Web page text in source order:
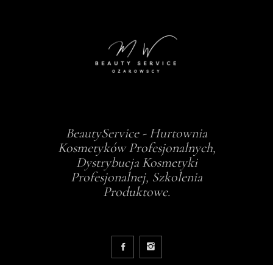
BeautyService - Hurtownia
Kosmetyków Profesjonalnych,
Dystrybucja Kosmetyki
Profesjonalnej, Szkolenia
Produktowe.